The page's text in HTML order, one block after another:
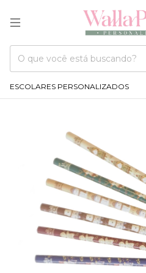
ESCOLARES PERSONALIZADOS